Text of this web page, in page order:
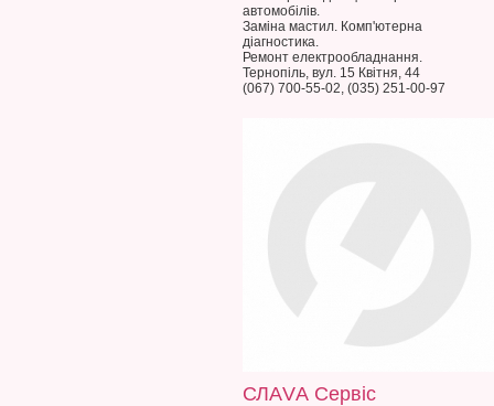
автомобілів.
Заміна мастил. Комп'ютерна
діагностика.
Ремонт електрообладнання.
Тернопіль, вул. 15 Квітня, 44
(067) 700-55-02, (035) 251-00-97
СЛАVА Сервіс